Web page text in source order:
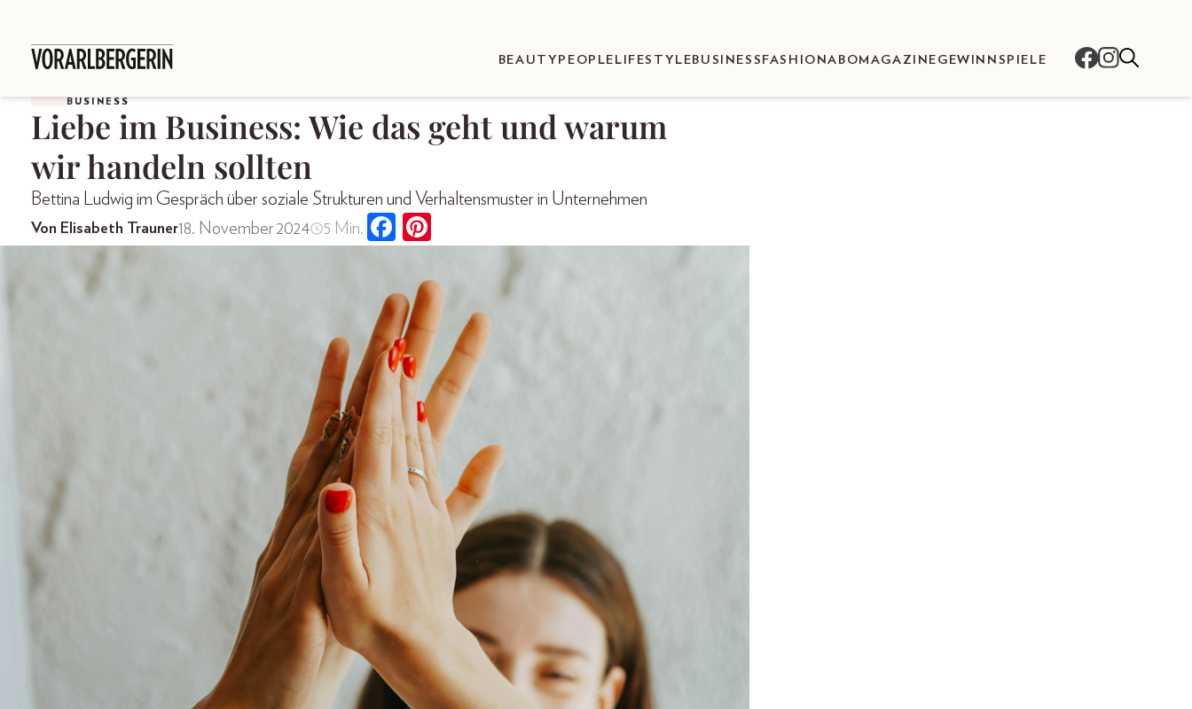
BEAUTY PEOPLE LIFESTYLEBUSINESS FASHIONABOMAGAZINE GEWINNSPIELE
BUSINESS
Liebe im Business: Wie das geht und warum
wir handeln sollten
Bettina Ludwig im Gespräch über soziale Strukturen und Verhaltensmuster in Unternehmen
Von Elisabeth Trauner18. November 2024 5 Min.